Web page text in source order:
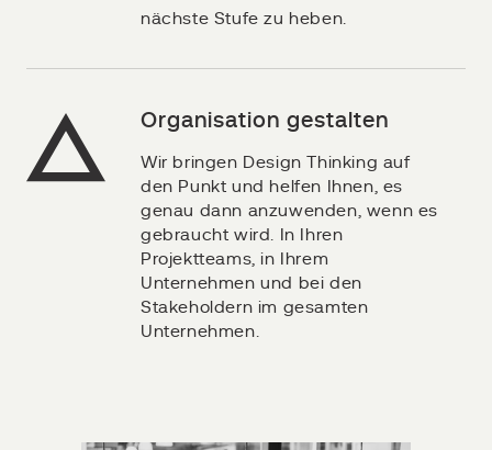
nächste Stufe zu heben.
Organisation gestalten
Wir bringen Design Thinking auf
den Punkt und helfen Ihnen, es
genau dann anzuwenden, wenn es
gebraucht wird. In Ihren
Projektteams, in Ihrem
Unternehmen und bei den
Stakeholdern im gesamten
Unternehmen.